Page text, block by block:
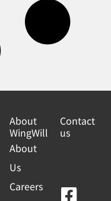
About
WingWill
About
Us
Careers
Contact
us
F
Y
L
L